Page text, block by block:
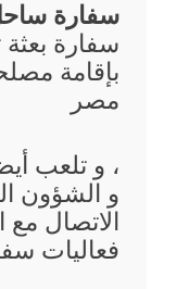
سفارة
سفارة بعثة
بإقامة
مصر
، و تلعب
و الشؤون
الاتصال مع
فعاليات